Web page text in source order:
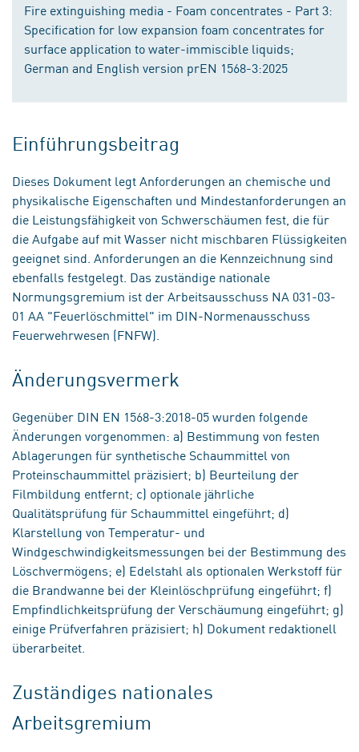
Fire extinguishing media - Foam concentrates - Part 3:
Specification for low expansion foam concentrates for
surface application to water-immiscible liquids;
German and English version prEN 1568-3:2025
Einführungsbeitrag
Dieses Dokument legt Anforderungen an chemische und
physikalische Eigenschaften und Mindestanforderungen an
die Leistungsfähigkeit von Schwerschäumen fest, die für
die Aufgabe auf mit Wasser nicht mischbaren Flüssigkeiten
geeignet sind. Anforderungen an die Kennzeichnung sind
ebenfalls festgelegt. Das zuständige nationale
Normungsgremium ist der Arbeitsausschuss NA 031-03-
01 AA "Feuerlöschmittel" im DIN-Normenausschuss
Feuerwehrwesen (FNFW).
Änderungsvermerk
Gegenüber DIN EN 1568-3:2018-05 wurden folgende
Änderungen vorgenommen: a) Bestimmung von festen
Ablagerungen für synthetische Schaummittel von
Proteinschaummittel präzisiert; b) Beurteilung der
Filmbildung entfernt; c) optionale jährliche
Qualitätsprüfung für Schaummittel eingeführt; d)
Klarstellung von Temperatur- und
Windgeschwindigkeitsmessungen bei der Bestimmung des
Löschvermögens; e) Edelstahl als optionalen Werkstoff für
die Brandwanne bei der Kleinlöschprüfung eingeführt; f)
Empfindlichkeitsprüfung der Verschäumung eingeführt; g)
einige Prüfverfahren präzisiert; h) Dokument redaktionell
überarbeitet.
Zuständiges nationales
Arbeitsgremium